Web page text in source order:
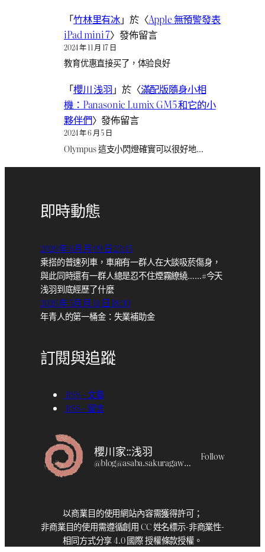
「竹林里有冰」於〈Apple 無預警發表
iPad mini 7〉發佈留言
2024 年 11 月 17 日
教育优惠直接买了，体验良好
「櫻川 浅羽 」於〈滿配版隨身小相
機：Panasonic Lumix GM5 和它的小
夥伴們〉發佈留言
2024 年 6 月 5 日
Olympus 這支小閃燈確實可以很好地…
即時動態
2026 年 6月 月 09 日 23:45
乘搭的普速列車，車廂有一群人在大談吸菸傷身，
與此同時還有一群人總是忍不住煙霧繚繞……#今天
浅羽到底經歷了什麼
2026 年 5月 月 14 日 18:30
年青人的第一桶金：失業補助金
訂閱與追蹤
RSS – 文章
RSS – 留言
櫻川家::浅羽
@blog@asaba.sakuragawa.moe Follow
以商業目的使用網站內容需獲得許可；
非商業目的使用需遵循創用 CC 姓名標示-非商業性-
相同方式分享 4.0 國際 授權條款授權。